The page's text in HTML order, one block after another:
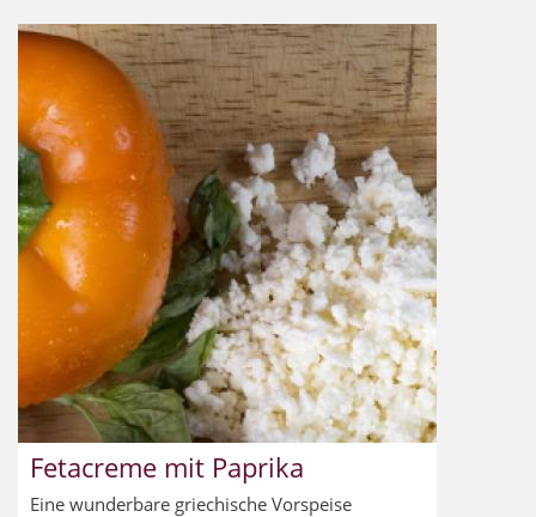
Fetacreme mit Paprika
Eine wunderbare griechische Vorspeise